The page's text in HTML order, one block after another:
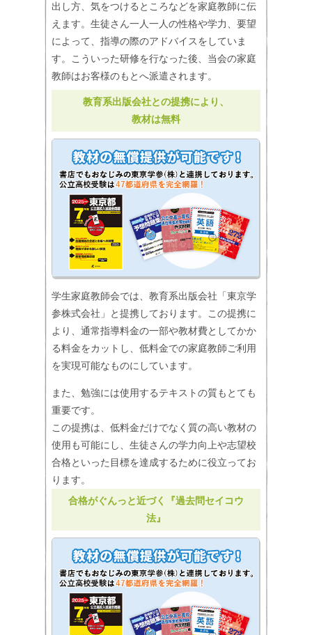
出し方、気をつけるところなどを家庭教師に伝
えます。生徒さん一人一人の性格や学力、要望
によって、指導の際のアドバイスをしていま
す。こういった研修を行なった後、当会の家庭
教師はお客様のもとへ派遣されます。
教育系出版会社との提携により、
教材は無料
学生家庭教師会では、教育系出版会社「東京学
参株式会社」と提携しております。この提携に
より、通常指導料金の一部や教材費としてかか
る料金をカットし、低料金での家庭教師ご利用
を実現可能なものにしています。
また、勉強には使用するテキストの質もとても
重要です。
この提携は、低料金だけでなく質の高い教材の
使用も可能にし、生徒さんの学力向上や志望校
合格といった目標を達成するために役立ってお
ります。
合格がぐんっと近づく『過去問セイコウ
法』